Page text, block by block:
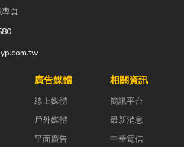
算項目 作業時機 檢附資料 標前
前 進場前 空白標單 或預算書 估
中 施作中 計算式及 圖檔標記 結
算追加減 少 不一定
表1 標前估算、
頁
廣告媒體
線上媒體
戶外媒體
平面廣告
相關資訊
簡訊平台
最新消息
中華電信